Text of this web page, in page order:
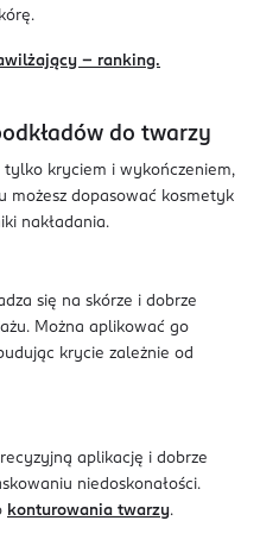
– ranking.
do twarzy
tylko kryciem i wykończeniem,
możesz dopasować kosmetyk
nakładania.
się na skórze i dobrze
Można aplikować go
krycie zależnie od
aplikację i dobrze
niedoskonałości.
konturowania twarzy.